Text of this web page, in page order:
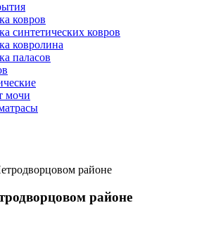
ковров
синтетических ковров
ковролина
паласов
мочи
районе
районе